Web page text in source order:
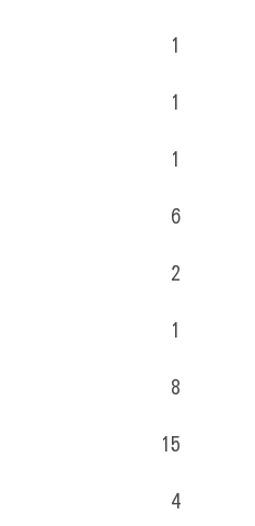
1
1
1
6
2
1
8
15
4